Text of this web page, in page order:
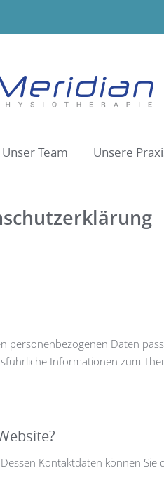
Meridian Tübingen
Meridian Tübingen
Unser Team Unsere
Daten
Informationen zum
Kontaktdaten können Sie